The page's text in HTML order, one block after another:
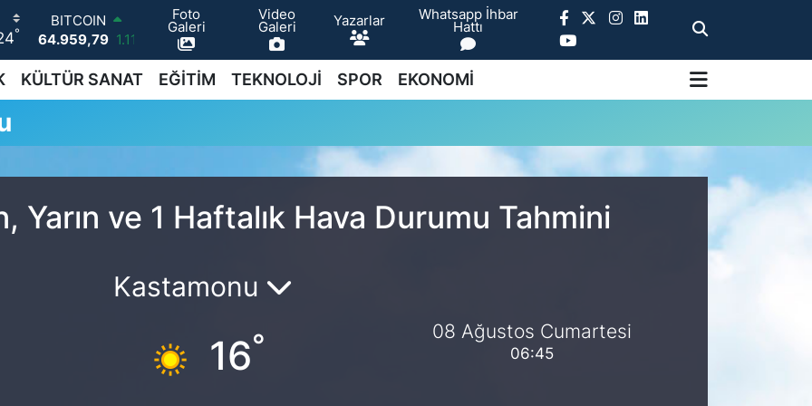
°
BITCOIN
64.959,79 1.11
DOLAR
47,7436 0.18
EURO
GRAM ALTIN
BİST100
13.779
-14
Foto
Galeri
Video
Galeri Yazarlar Whatsapp İhbar
Hattı
KÜLTÜR SANAT EĞİTİM TEKNOLOJİ SPOR EKONOMİ
Yarın ve 1 Haftalık Hava Durumu Tahmini
Kastamonu
16° 08 Ağustos Cumartesi
06:45